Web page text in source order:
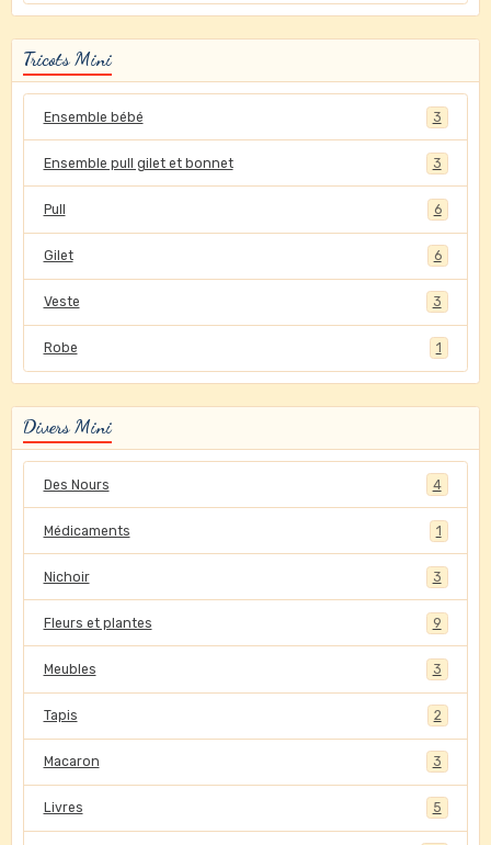
Tricots Mini
Ensemble bébé 3
Ensemble pull gilet et bonnet 3
Pull 6
Gilet 6
Veste 3
Robe 1
Divers Mini
Des Nours 4
Médicaments 1
Nichoir 3
Fleurs et plantes 9
Meubles 3
Tapis 2
Macaron 3
Livres 5